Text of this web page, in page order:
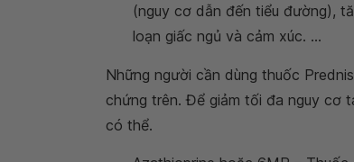
(nguy cơ dẫn đến tiểu đường),
loạn giấc ngủ và cảm xúc. ...
Những người cần dùng thuốc
chứng trên. Để giảm tối đa nguy cơ
có thể.